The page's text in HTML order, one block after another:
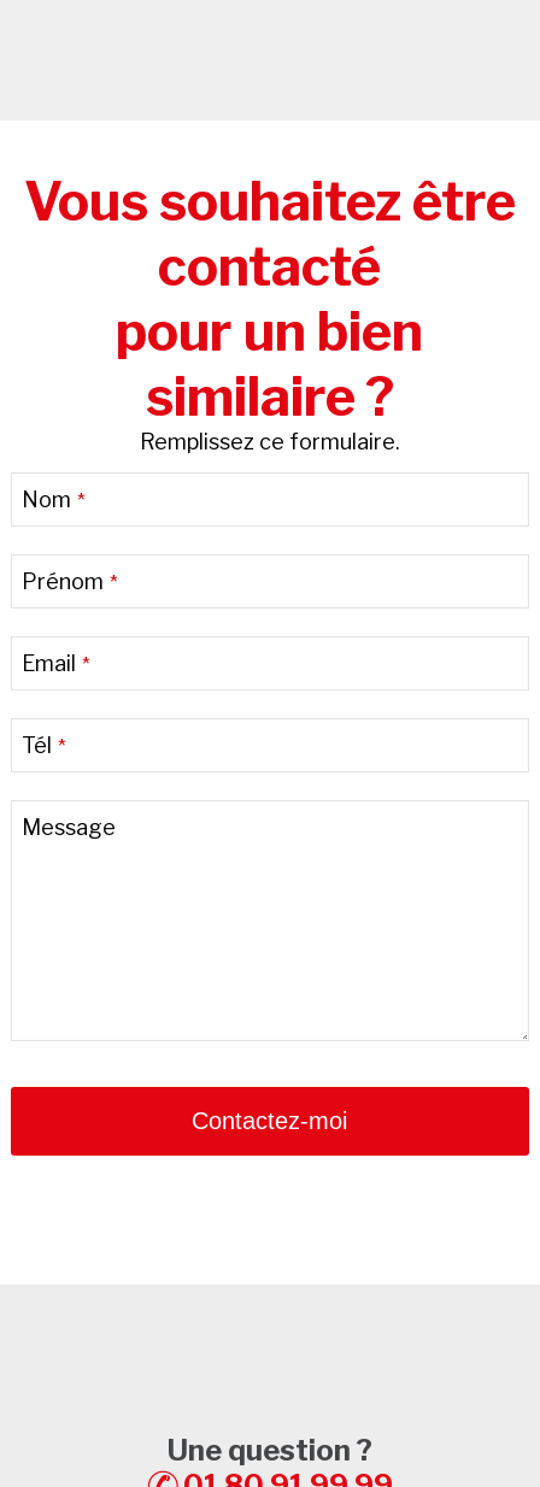
Vous souhaitez être
contacté
pour un bien
similaire ?
Remplissez ce formulaire.
Nom *
Prénom *
Email *
Tél *
Message
Contactez-moi
Une question ?